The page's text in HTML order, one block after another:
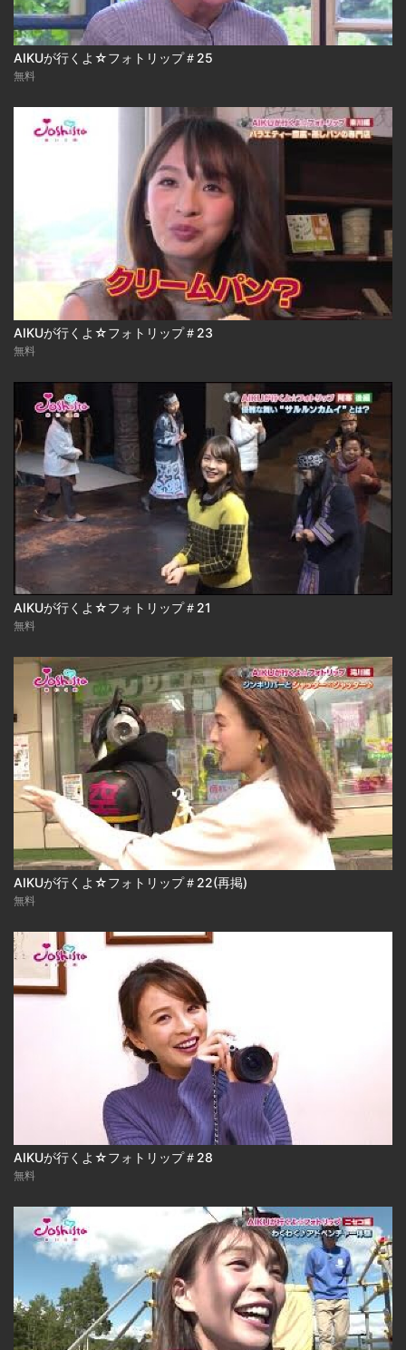
AIKUが行くよ☆フォトリップ＃25
無料
AIKUが行くよ☆フォトリップ＃23
無料
AIKUが行くよ☆フォトリップ＃21
無料
AIKUが行くよ☆フォトリップ＃22(再掲)
無料
AIKUが行くよ☆フォトリップ＃28
無料